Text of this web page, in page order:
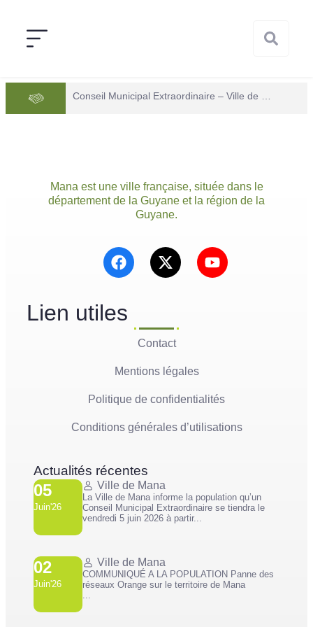
Mana est une ville française, située dans le
département de la Guyane et la région de la
Guyane.
Lien utiles
Contact
Mentions légales
Politique de confidentialités
Conditions générales d’utilisations
Actualités récentes
05
Juin'26
Ville de Mana
La Ville de Mana informe la population qu’un
Conseil Municipal Extraordinaire se tiendra le
vendredi 5 juin 2026 à partir...
02
Juin'26
Ville de Mana
COMMUNIQUÉ A LA POPULATION Panne des
réseaux Orange sur le territoire de Mana
...